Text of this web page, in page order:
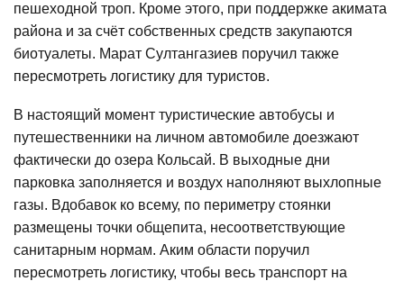
пешеходной троп. Кроме этого, при поддержке акимата
района и за счёт собственных средств закупаются
биотуалеты. Марат Султангазиев поручил также
пересмотреть логистику для туристов.
В настоящий момент туристические автобусы и
путешественники на личном автомобиле доезжают
фактически до озера Кольсай. В выходные дни
парковка заполняется и воздух наполняют выхлопные
газы. Вдобавок ко всему, по периметру стоянки
размещены точки общепита, несоответствующие
санитарным нормам. Аким области поручил
пересмотреть логистику, чтобы весь транспорт на